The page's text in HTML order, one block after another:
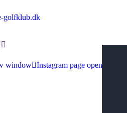
window Instagram page opens in